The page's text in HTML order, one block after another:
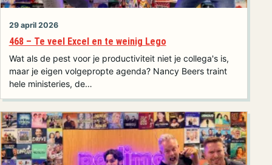
29 april 2026
468 – Te veel Excel en te weinig Lego
Wat als de pest voor je productiviteit niet je collega's is,
maar je eigen volgepropte agenda? Nancy Beers traint
hele ministeries, de…